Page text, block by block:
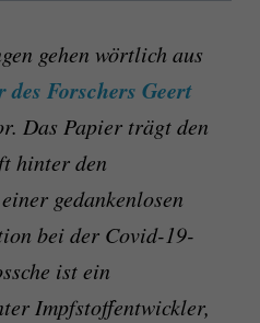
gehen wörtlich aus
Forschers Geert
Das Papier trägt den
hinter den
gedankenlosen
bei der Covid-19-
ist ein
Impfstoffentwickler,